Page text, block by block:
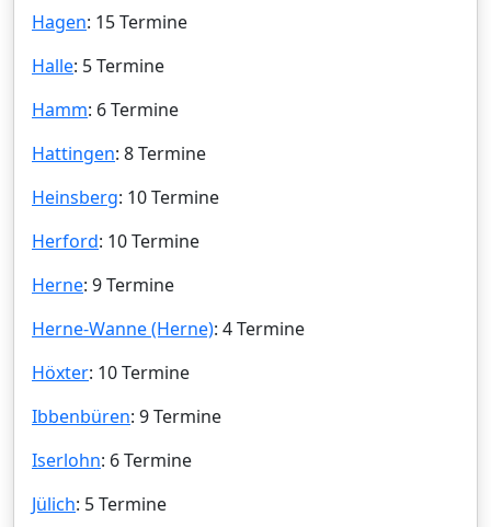
Hagen: 15 Termine
Halle: 5 Termine
Hamm: 6 Termine
Hattingen: 8 Termine
Heinsberg: 10 Termine
Herford: 10 Termine
Herne: 9 Termine
Herne-Wanne (Herne): 4 Termine
Höxter: 10 Termine
Ibbenbüren: 9 Termine
Iserlohn: 6 Termine
Jülich: 5 Termine